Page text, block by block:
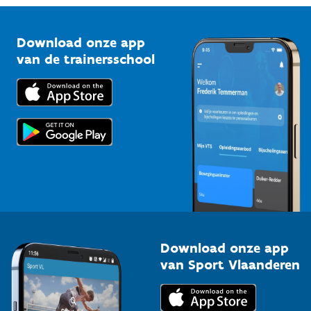
Bedrijven
Trainers en begeleiders
Topsporters
Vlaamse Trainersschool
Kennisplatform
Downloads
Voor de pers
Download onze app
van de trainersschool
Download onze app
van Sport Vlaanderen